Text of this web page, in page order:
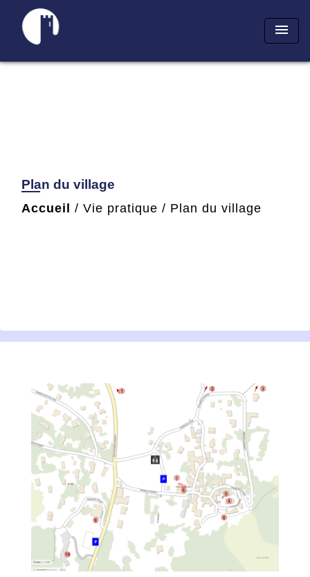
menu
Plan du village
Accueil / Vie pratique / Plan du village